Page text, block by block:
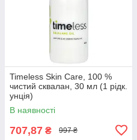
Timeless Skin Care, 100 %
чистий сквалан, 30 мл (1 рідк.
унція)
В наявності
707,87 ₴ 997 ₴